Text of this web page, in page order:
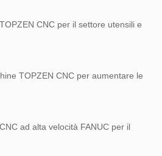
CNC per il settore utensili e
TOPZEN CNC per aumentare le
ad alta velocità FANUC per il